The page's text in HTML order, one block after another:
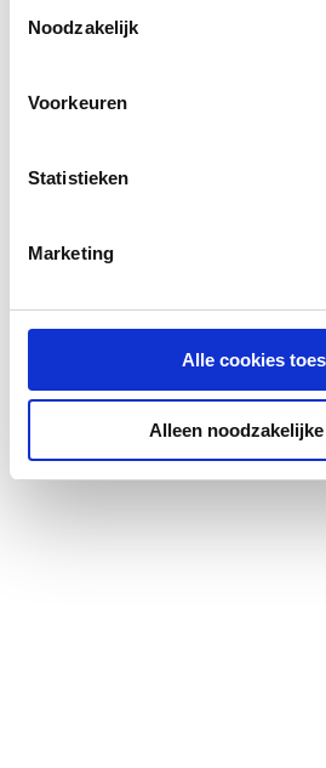
We slaan je cookievoorkeur op in je
Noodzakelijk
Voorkeuren
Statistieken
Marketing
Alle cookies
Alleen